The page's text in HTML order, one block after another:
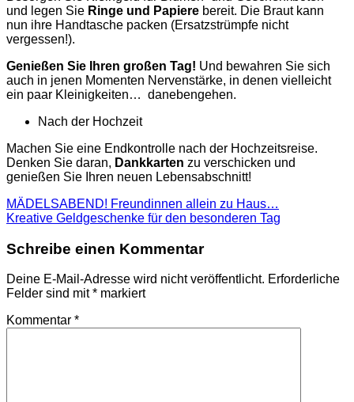
und legen Sie Ringe und Papiere bereit. Die Braut kann
nun ihre Handtasche packen (Ersatzstrümpfe nicht
vergessen!).
Genießen Sie Ihren großen Tag! Und bewahren Sie sich
auch in jenen Momenten Nervenstärke, in denen vielleicht
ein paar Kleinigkeiten… danebengehen.
Nach der Hochzeit
Machen Sie eine Endkontrolle nach der Hochzeitsreise.
Denken Sie daran, Dankkarten zu verschicken und
genießen Sie Ihren neuen Lebensabschnitt!
MÄDELSABEND! Freundinnen allein zu Haus…
Kreative Geldgeschenke für den besonderen Tag
Schreibe einen Kommentar
Deine E-Mail-Adresse wird nicht veröffentlicht. Erforderliche
Felder sind mit* markiert
Kommentar *